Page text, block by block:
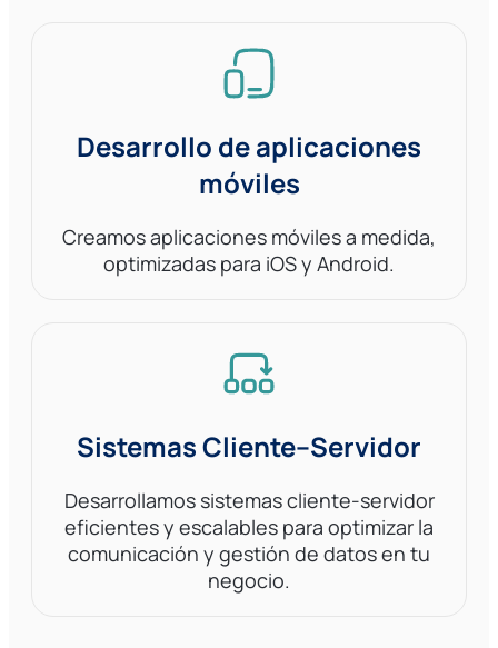
Desarrollo de aplicaciones
móviles
Creamos aplicaciones móviles a medida,
optimizadas para iOS y Android.
Sistemas Cliente–Servidor
Desarrollamos sistemas cliente-servidor
eficientes y escalables para optimizar la
comunicación y gestión de datos en tu
negocio.